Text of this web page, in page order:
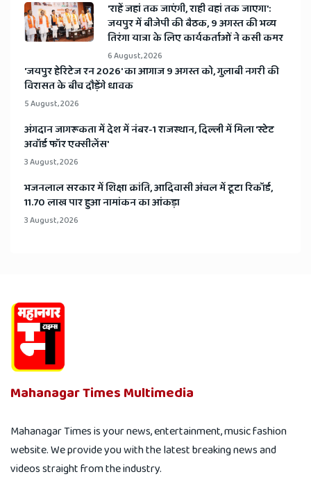
'राहें जहां तक जाएंगी, राही वहां तक जाएगा':
जयपुर में बीजेपी की बैठक, 9 अगस्त की भव्य
तिरंगा यात्रा के लिए कार्यकर्ताओं ने कसी कमर
6 August, 2026
​'जयपुर हेरिटेज रन 2026' का आगाज 9 अगस्त को, गुलाबी नगरी की
विरासत के बीच दौड़ेंगे धावक
5 August, 2026
अंगदान जागरूकता में देश में नंबर-1 राजस्थान, दिल्ली में मिला 'स्टेट
अवॉर्ड फॉर एक्सीलेंस'
3 August, 2026
भजनलाल सरकार में शिक्षा क्रांति, आदिवासी अंचल में टूटा रिकॉर्ड,
11.70 लाख पार हुआ नामांकन का आंकड़ा
3 August, 2026
Mahanagar Times Multimedia
Mahanagar Times is your news, entertainment, music fashion
website. We provide you with the latest breaking news and
videos straight from the industry.